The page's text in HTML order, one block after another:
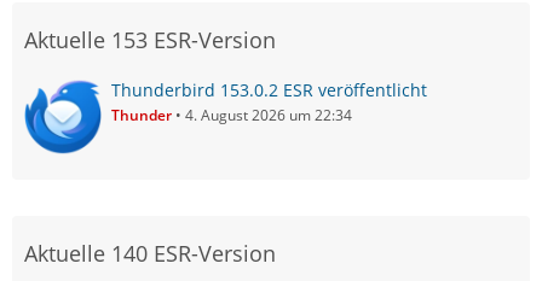
Aktuelle 153 ESR-Version
Thunderbird 153.0.2 ESR veröffentlicht
Thunder 4. August 2026 um 22:34
Aktuelle 140 ESR-Version